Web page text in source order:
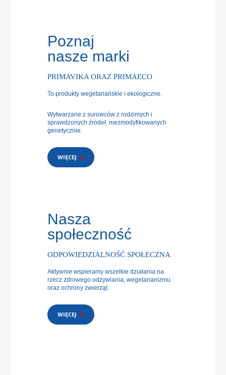
Poznaj
nasze marki
PRIMAVIKA ORAZ PRIMAECO
To produkty wegetariańskie i ekologiczne.
Wytwarzane z surowców z rodzimych i
sprawdzonych źródeł, niezmodyfikowanych
genetycznie.
WIĘCEJ
Nasza
społeczność
ODPOWIEDZIALNOŚĆ SPOŁECZNA
Aktywnie wspieramy wszelkie działania na
rzecz zdrowego odżywiania, wegetarianizmu
oraz ochrony zwierząt.
WIĘCEJ